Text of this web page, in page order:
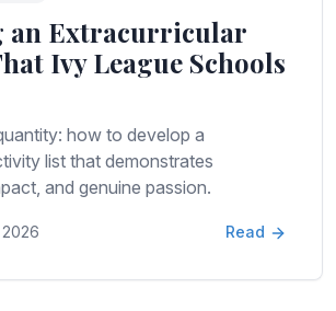
an Extracurricular
Ivy League Schools
how to develop a
list that demonstrates
and genuine passion.
Read